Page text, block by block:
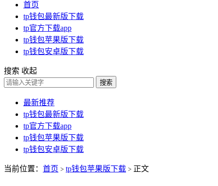
首页
tp钱包最新版下载
tp官方下载app
tp钱包苹果版下载
tp钱包安卓版下载
搜索 收起
搜索
最新推荐
tp钱包最新版下载
tp官方下载app
tp钱包苹果版下载
tp钱包安卓版下载
当前位置： 首页 > tp钱包苹果版下载 > 正文